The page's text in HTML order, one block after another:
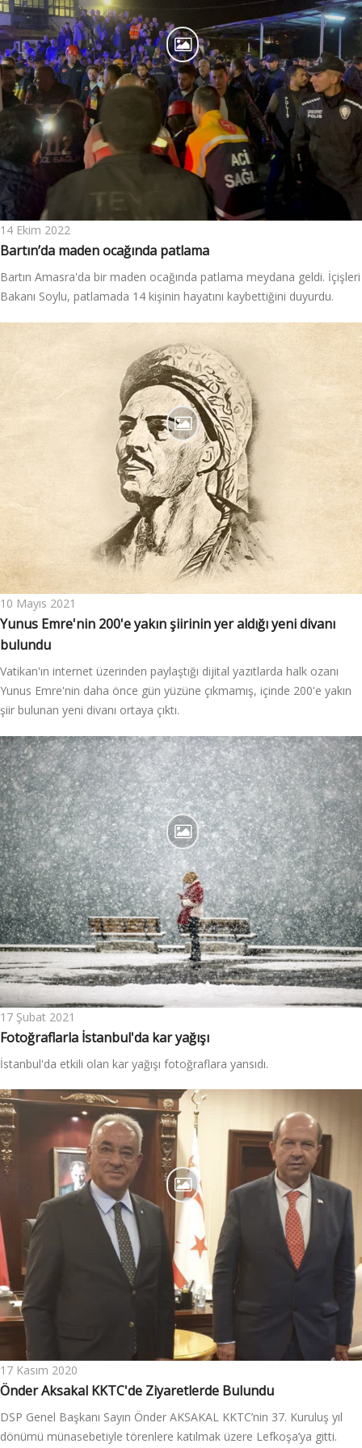
14 Ekim 2022
Bartın’da maden ocağında patlama
Bartın Amasra'da bir maden ocağında patlama meydana geldi. İçişleri
Bakanı Soylu, patlamada 14 kişinin hayatını kaybettiğini duyurdu.
10 Mayıs 2021
Yunus Emre'nin 200'e yakın şiirinin yer aldığı yeni divanı
bulundu
Vatikan'ın internet üzerinden paylaştığı dijital yazıtlarda halk ozanı
Yunus Emre'nin daha önce gün yüzüne çıkmamış, içinde 200'e yakın
şiir bulunan yeni divanı ortaya çıktı.
17 Şubat 2021
Fotoğraflarla İstanbul'da kar yağışı
İstanbul'da etkili olan kar yağışı fotoğraflara yansıdı.
17 Kasım 2020
Önder Aksakal KKTC'de Ziyaretlerde Bulundu
DSP Genel Başkanı Sayın Önder AKSAKAL KKTC’nin 37. Kuruluş yıl
dönümü münasebetiyle törenlere katılmak üzere Lefkoşa’ya gitti.